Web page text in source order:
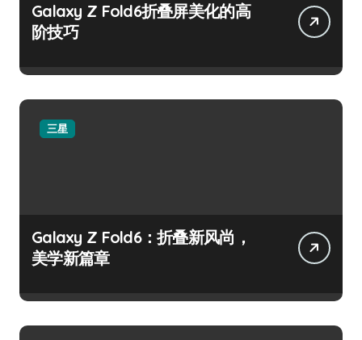
Galaxy Z Fold6折叠屏美化的高
阶技巧
三星
Galaxy Z Fold6：折叠新风尚，
美学新篇章